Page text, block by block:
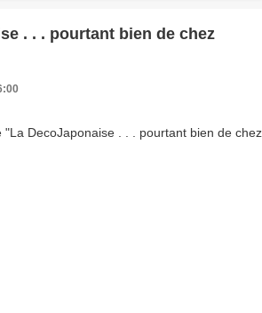
. . . pourtant bien de chez